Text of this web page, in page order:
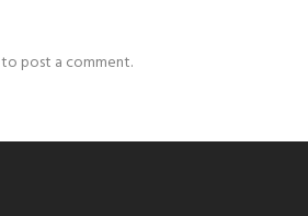
to post a comment.